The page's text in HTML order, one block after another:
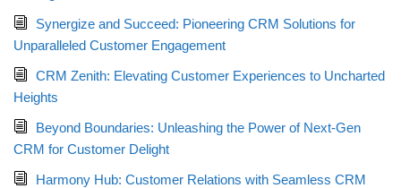
Synergize and Succeed: Pioneering CRM Solutions for
Unparalleled Customer Engagement
CRM Zenith: Elevating Customer Experiences to Uncharted
Heights
Beyond Boundaries: Unleashing the Power of Next-Gen
CRM for Customer Delight
Harmony Hub: Customer Relations with Seamless CRM